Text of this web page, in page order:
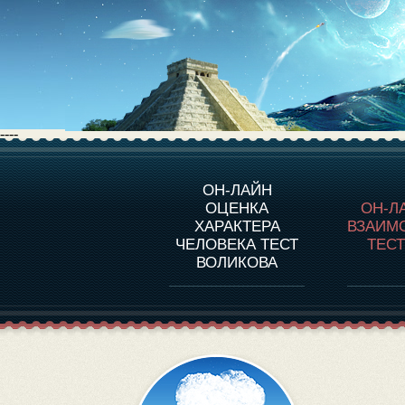
----
ОН-ЛАЙН
ОЦЕНКА
ХАРАКТЕРА
ЧЕЛОВЕКА ТЕСТ
ВОЛИКОВА
ОН-
О ПРОГРАММЕ
ОЦЕНКА ХАРАКТЕРA
ЧЕЛОВЕКА
ОЦЕНКА ХАРАКТЕРА
ВЫДАЮЩИХСЯ
ЛИЧНОСТЕЙ